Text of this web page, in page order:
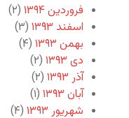
فروردین ۱۳۹۴
(۲)
اسفند ۱۳۹۳
(۳)
بهمن ۱۳۹۳
(۴)
دی ۱۳۹۳
(۲)
آذر ۱۳۹۳
(۲)
آبان ۱۳۹۳
(۱)
شهریور ۱۳۹۳
(۴)